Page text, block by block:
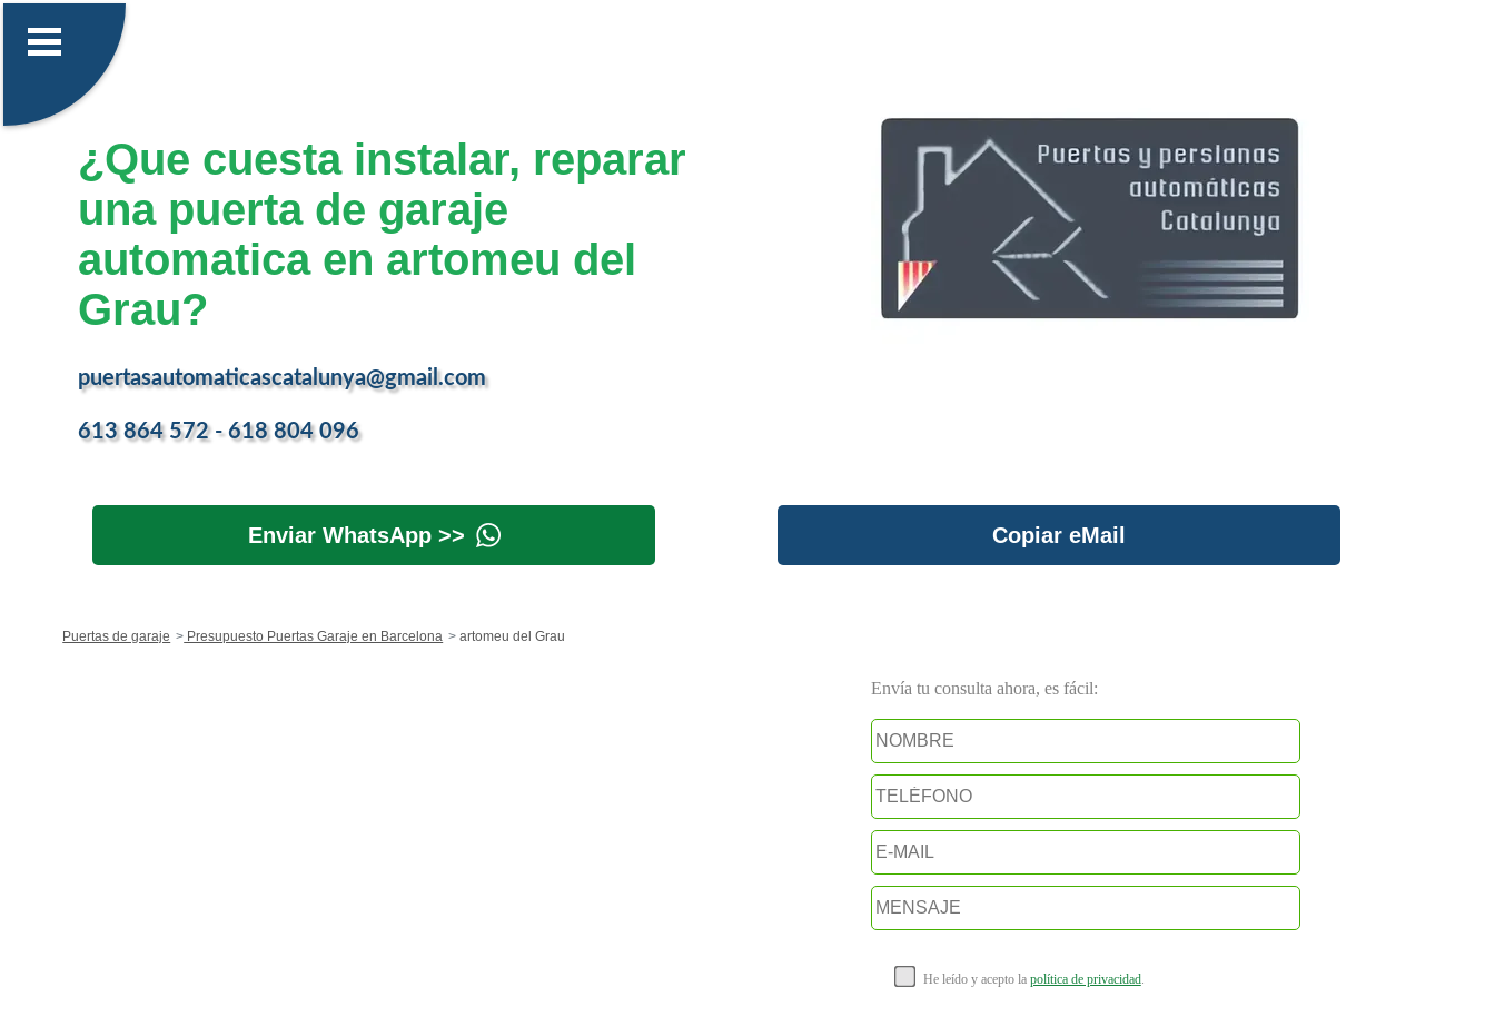
¿Que cuesta instalar, reparar
una puerta de garaje
automatica en artomeu del
Grau?
puertasautomaticascatalunya@gmail.com
613 864 572 - 618 804 096
Enviar WhatsApp >> Copiar eMail
Puertas de garaje Presupuesto Puertas Garaje en Barcelona artomeu del Grau
Envía tu consulta ahora, es fácil:
He leído y acepto la política de privacidad.